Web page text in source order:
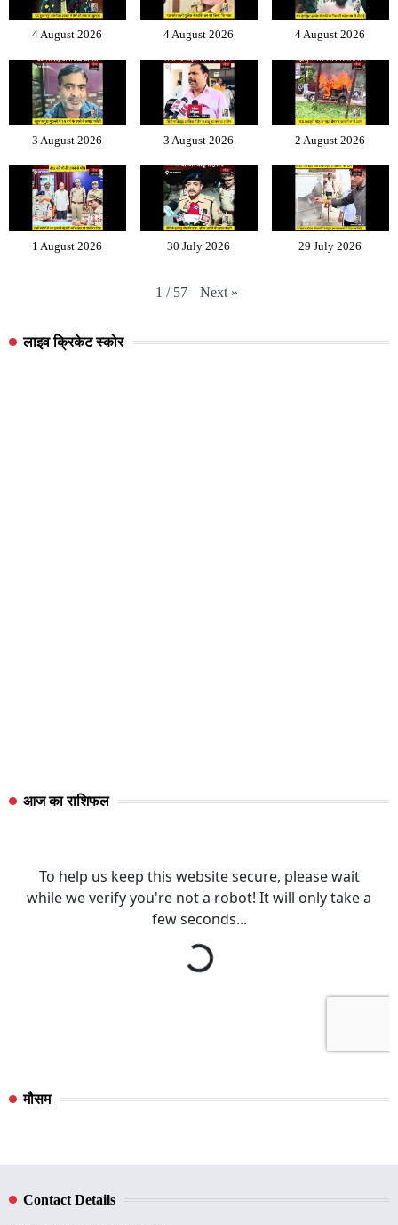
4 August 2026 4 August 2026 4 August 2026
3 August 2026 3 August 2026 2 August 2026
1 August 2026 30 July 2026 29 July 2026
1 / 57 Next »
लाइव क्रिकेट स्कोर
आज का राशिफल
मौसम
Contact Details